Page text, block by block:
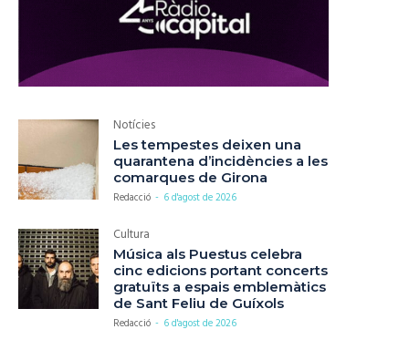
Notícies
Les tempestes deixen una
quarantena d’incidències a les
comarques de Girona
Redacció - 6 d'agost de 2026
Cultura
Música als Puestus celebra
cinc edicions portant concerts
gratuïts a espais emblemàtics
de Sant Feliu de Guíxols
Redacció - 6 d'agost de 2026